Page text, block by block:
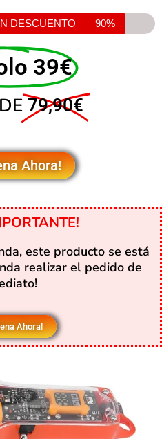
DESCUENTO 90%
39€
79,90€
Ahora!
este producto se está
realizar el pedido de
Ahora!